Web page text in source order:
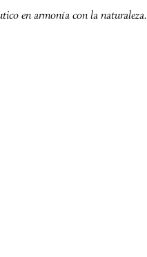
en armonía con la naturaleza.